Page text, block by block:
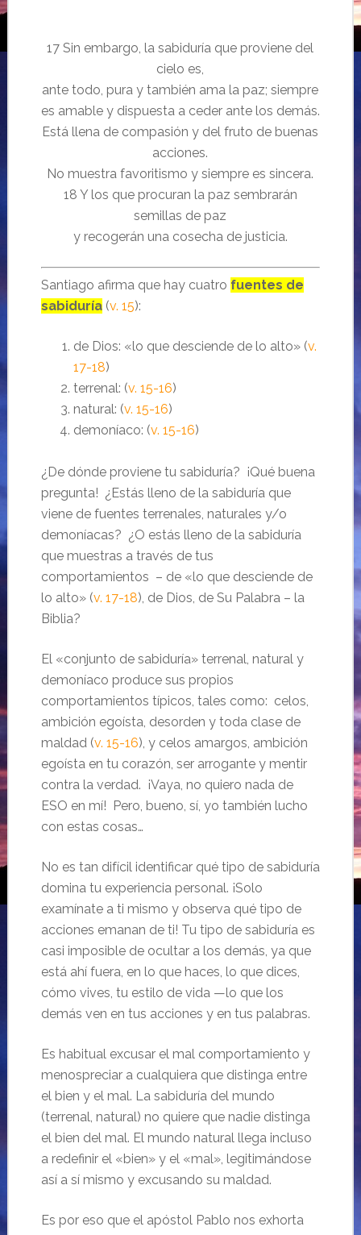
17 Sin embargo, la sabiduría que proviene del
cielo es,
ante todo, pura y también ama la paz; siempre
es amable y dispuesta a ceder ante los demás.
Está llena de compasión y del fruto de buenas
acciones.
No muestra favoritismo y siempre es sincera.
18 Y los que procuran la paz sembrarán
semillas de paz
y recogerán una cosecha de justicia.
Santiago afirma que hay cuatro fuentes de
sabiduría(v. 15):
de Dios: «lo que desciende de lo alto» (v.
17-18)
terrenal: (v. 15-16)
natural: (v. 15-16)
demoníaco: (v. 15-16)
¿De dónde proviene tu sabiduría? ¡Qué buena
pregunta! ¿Estás lleno de la sabiduría que
viene de fuentes terrenales, naturales y/o
demoníacas? ¿O estás lleno de la sabiduría
que muestras a través de tus
comportamientos – de «lo que desciende de
lo alto» (v. 17-18), de Dios, de Su Palabra – la
Biblia?
El «conjunto de sabiduría» terrenal, natural y
demoníaco produce sus propios
comportamientos típicos, tales como: celos,
ambición egoísta, desorden y toda clase de
maldad (v. 15-16), y celos amargos, ambición
egoísta en tu corazón, ser arrogante y mentir
contra la verdad. ¡Vaya, no quiero nada de
ESO en mí! Pero, bueno, sí, yo también lucho
con estas cosas…
No es tan difícil identificar qué tipo de sabiduría
domina tu experiencia personal. ¡Solo
examínate a ti mismo y observa qué tipo de
acciones emanan de ti! Tu tipo de sabiduría es
casi imposible de ocultar a los demás, ya que
está ahí fuera, en lo que haces, lo que dices,
cómo vives, tu estilo de vida —lo que los
demás ven en tus acciones y en tus palabras.
Es habitual excusar el mal comportamiento y
menospreciar a cualquiera que distinga entre
el bien y el mal. La sabiduría del mundo
(terrenal, natural) no quiere que nadie distinga
el bien del mal. El mundo natural llega incluso
a redefinir el «bien» y el «mal», legitimándose
así a sí mismo y excusando su maldad.
Es por eso que el apóstol Pablo nos exhorta